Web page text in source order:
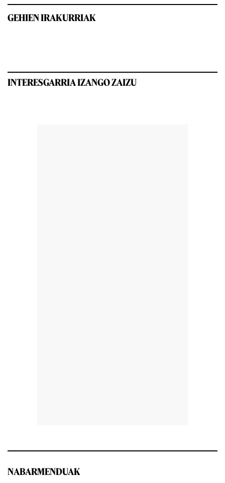
GEHIEN IRAKURRIAK
INTERESGARRIA IZANGO ZAIZU
NABARMENDUAK